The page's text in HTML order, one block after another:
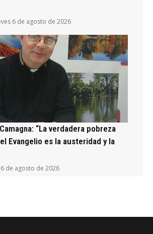
6 de agosto de 2026
“La verdadera pobreza
Evangelio es la austeridad y la
de agosto de 2026